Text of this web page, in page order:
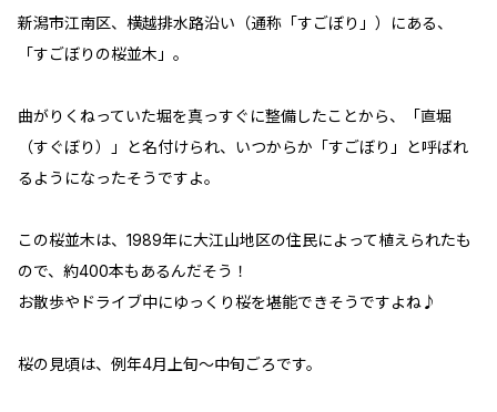
新潟市江南区、横越排水路沿い（通称「すごぼり」）にある、
「すごぼりの桜並木」。
曲がりくねっていた堀を真っすぐに整備したことから、「直堀
（すぐぼり）」と名付けられ、いつからか「すごぼり」と呼ばれ
るようになったそうですよ。
この桜並木は、1989年に大江山地区の住民によって植えられたも
ので、約400本もあるんだそう！
お散歩やドライブ中にゆっくり桜を堪能できそうですよね♪
桜の見頃は、例年4月上旬～中旬ごろです。